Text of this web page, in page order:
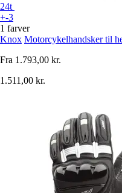
24t
+-3
1 farver
Knox Motorcykelhandsker til
Fra 1.793,00 kr.
1.511,00 kr.